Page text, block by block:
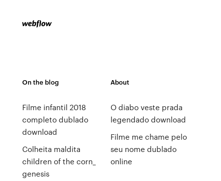
On the blog
Filme infantil 2018
completo dublado
download
Colheita maldita
children of the corn_
genesis
About
O diabo veste prada
legendado download
Filme me chame pelo
seu nome dublado
online